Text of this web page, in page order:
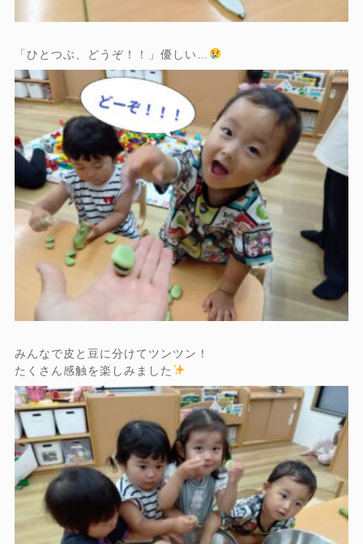
「ひとつぶ、どうぞ！！」優しい…
みんなで皮と豆に分けてツンツン！
たくさん感触を楽しみました